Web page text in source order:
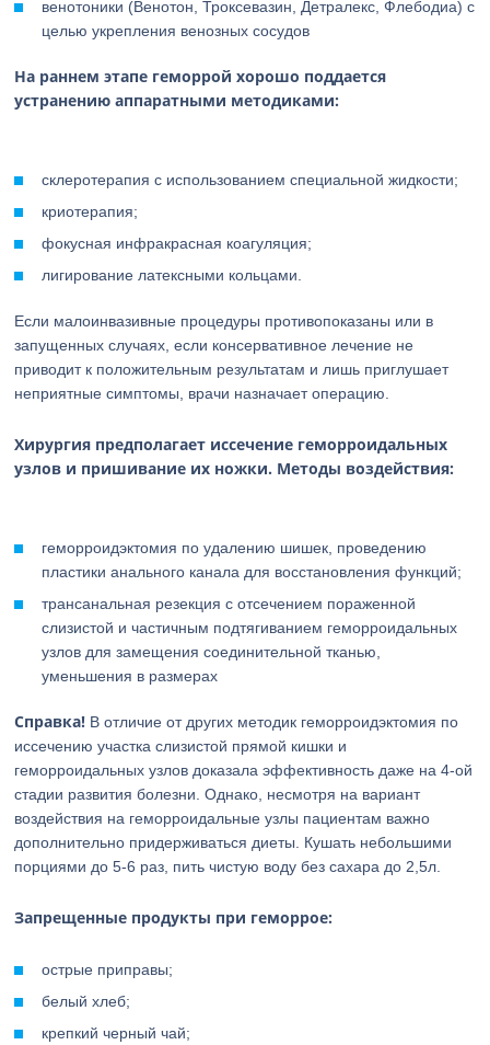
венотоники (Венотон, Троксевазин, Детралекс, Флебодиа) с
целью укрепления венозных сосудов
На раннем этапе геморрой хорошо поддается
устранению аппаратными методиками:
склеротерапия с использованием специальной жидкости;
криотерапия;
фокусная инфракрасная коагуляция;
лигирование латексными кольцами.
Если малоинвазивные процедуры противопоказаны или в
запущенных случаях, если консервативное лечение не
приводит к положительным результатам и лишь приглушает
неприятные симптомы, врачи назначает операцию.
Хирургия предполагает иссечение геморроидальных
узлов и пришивание их ножки. Методы воздействия:
геморроидэктомия по удалению шишек, проведению
пластики анального канала для восстановления функций;
трансанальная резекция с отсечением пораженной
слизистой и частичным подтягиванием геморроидальных
узлов для замещения соединительной тканью,
уменьшения в размерах
Справка! В отличие от других методик геморроидэктомия по
иссечению участка слизистой прямой кишки и
геморроидальных узлов доказала эффективность даже на 4-ой
стадии развития болезни. Однако, несмотря на вариант
воздействия на геморроидальные узлы пациентам важно
дополнительно придерживаться диеты. Кушать небольшими
порциями до 5-6 раз, пить чистую воду без сахара до 2,5л.
Запрещенные продукты при геморрое:
острые приправы;
белый хлеб;
крепкий черный чай;